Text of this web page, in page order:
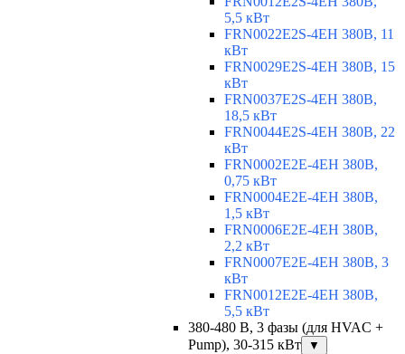
5,5 кВт
FRN0022E2S-4EH 380В, 11
кВт
FRN0029E2S-4EH 380В, 15
кВт
FRN0037E2S-4EH 380В,
18,5 кВт
FRN0044E2S-4EH 380В, 22
кВт
FRN0002E2E-4EH 380В,
0,75 кВт
FRN0004E2E-4EH 380В,
1,5 кВт
FRN0006E2E-4EH 380В,
2,2 кВт
FRN0007E2E-4EH 380В, 3
кВт
FRN0012E2E-4EH 380В,
5,5 кВт
380-480 В, 3 фазы (для HVAC +
Pump), 30-315 кВт
▼